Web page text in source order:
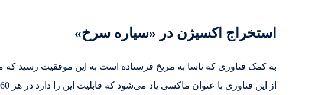
استخراج اکسیژن در «سیاره سرخ»
به کمک فناوری که ناسا به مریخ فرستاده است به این موفقیت رسید که
از این فناوری با عنوان ماکسی یاد می‌شود که قابلیت این را دارد در هر 60 دقیقه 10 گرم تولید اکسیژن کند.